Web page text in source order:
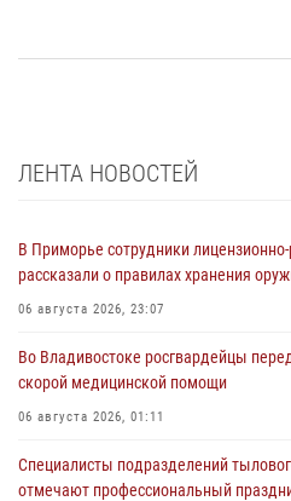
ЛЕНТА НОВОСТЕЙ
В Приморье сотрудники
рассказали о правилах хранения
06 августа 2026, 23:07
Во Владивостоке росгвардейцы
скорой медицинской помощи
06 августа 2026, 01:11
Специалисты подразделений
отмечают профессиональный